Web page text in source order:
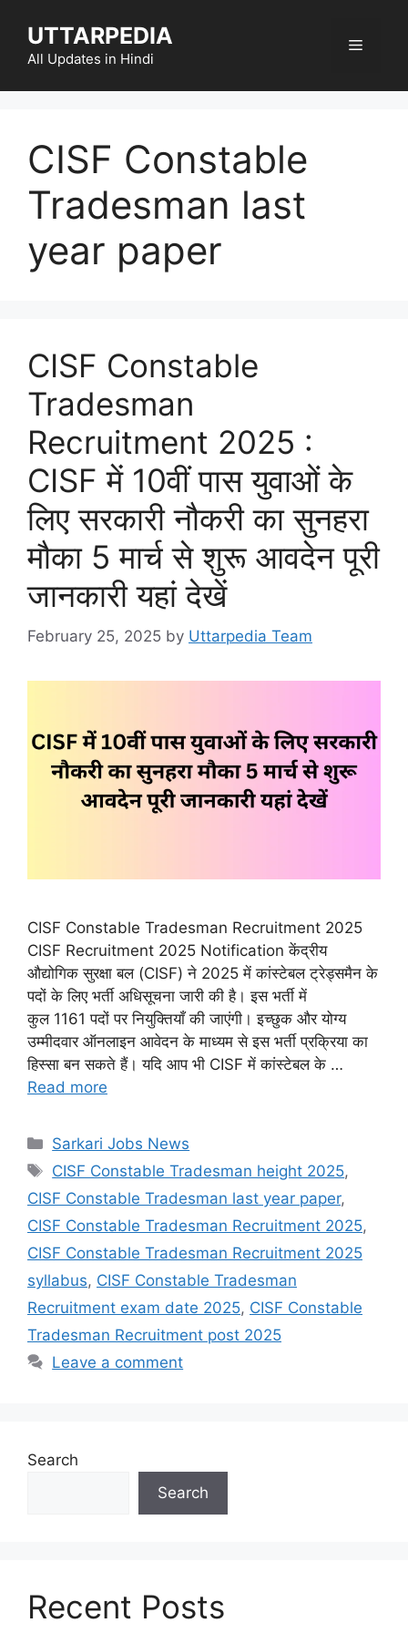
content
UTTARPEDIA
All Updates in Hindi
Menu
CISF Constable
Tradesman last
year paper
CISF Constable
Tradesman
Recruitment 2025 :
CISF में 10वीं पास युवाओं के
लिए सरकारी नौकरी का सुनहरा
मौका 5 मार्च से शुरू आवदेन पूरी
जानकारी यहां देखें
February 25, 2025 by Uttarpedia Team
CISF Constable Tradesman Recruitment 2025
CISF Recruitment 2025 Notification केंद्रीय
औद्योगिक सुरक्षा बल (CISF) ने 2025 में कांस्टेबल ट्रेड्समैन के
पदों के लिए भर्ती अधिसूचना जारी की है। इस भर्ती में
कुल 1161 पदों पर नियुक्तियाँ की जाएंगी। इच्छुक और योग्य
उम्मीदवार ऑनलाइन आवेदन के माध्यम से इस भर्ती प्रक्रिया का
हिस्सा बन सकते हैं। यदि आप भी CISF में कांस्टेबल के …
Read more
Categories
Sarkari Jobs News
Tags
CISF Constable Tradesman height 2025,
CISF Constable Tradesman last year paper,
CISF Constable Tradesman Recruitment 2025,
CISF Constable Tradesman Recruitment 2025
syllabus, CISF Constable Tradesman
Recruitment exam date 2025, CISF Constable
Tradesman Recruitment post 2025
Leave a comment
Search
Search
Recent Posts